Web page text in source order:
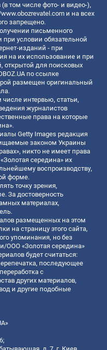
том числе фото- и видео-),
и на всех
запрещено.
письменного
условии обязательной
изданий - при
на их использование и при
открытой для поисковых
по ссылке
размещен оригинальный
интервью, статьи,
журналистов
права на которые
Getty Images редакция
законом Украины
никто не имеет права
середина» их
воспроизводству,
форме.
точку зрения,
За достоверность
материалах,
размещенных на этом
на страницу этого сайта,
упоминания, но без
ООО «Золотая середина»
будет считаться:
последующее
с
других материалов,
и другие подобные
д. 7, г. Киев,